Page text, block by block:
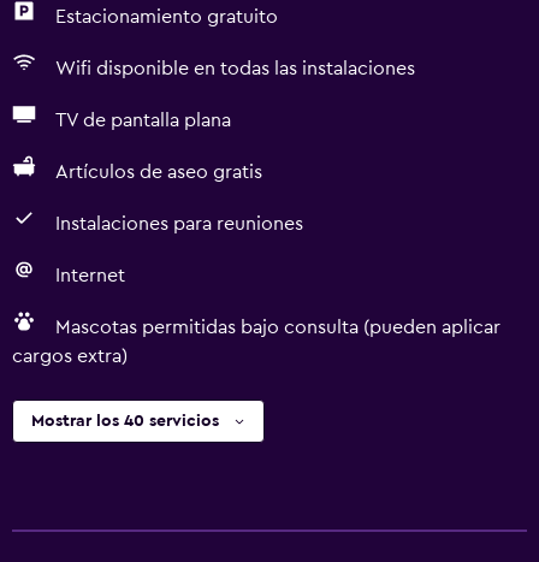
Estacionamiento gratuito
Wifi disponible en todas las instalaciones
TV de pantalla plana
Artículos de aseo gratis
Instalaciones para reuniones
Internet
Mascotas permitidas bajo consulta (pueden aplicar
cargos extra)
Mostrar los 40 servicios